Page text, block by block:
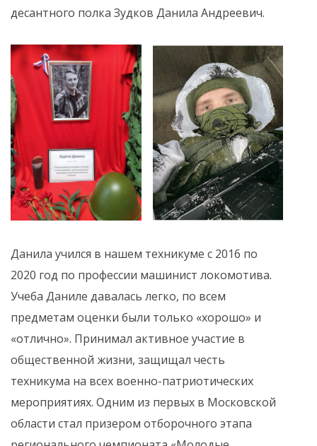
десантного полка Зудков Данила Андреевич.
Данила учился в нашем техникуме с 2016 по
2020 год по профессии машинист локомотива.
Учеба Даниле давалась легко, по всем
предметам оценки были только «хорошо» и
«отлично». Принимал активное участие в
общественной жизни, защищал честь
техникума на всех военно-патриотических
мероприятиях. Одним из первых в Московской
области стал призером отборочного этапа